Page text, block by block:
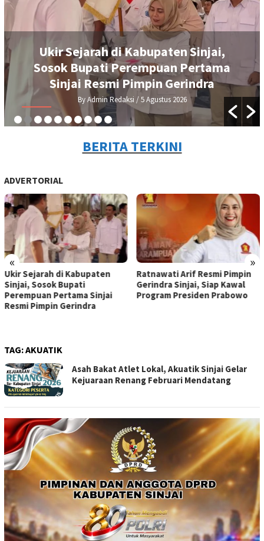
Ukir Sejarah di Kabupaten Sinjai,
Sosok Bupati Perempuan Pertama
Sinjai Resmi Pimpin Gerindra
By Admin Redaksi / 5 Agustus 2026
BERITA TERKINI
ADVERTORIAL
« »
Ukir Sejarah di Kabupaten
Sinjai, Sosok Bupati
Perempuan Pertama Sinjai
Resmi Pimpin Gerindra
Ratnawati Arif Resmi Pimpin
Gerindra Sinjai, Siap Kawal
Program Presiden Prabowo
TAG:AKUATIK
Asah Bakat Atlet Lokal, Akuatik Sinjai Gelar
Kejuaraan Renang Februari Mendatang